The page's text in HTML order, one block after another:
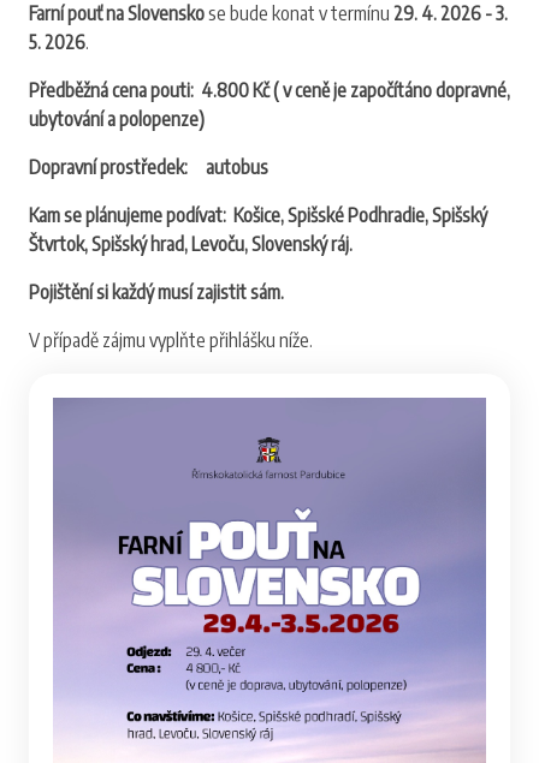
Farní pouť na Slovenskose bude konat v termínu 29. 4. 2026 - 3.
5. 2026.
Předběžná cena pouti: 4.800 Kč ( v ceně je započítáno dopravné,
ubytování a polopenze)
Dopravní prostředek: autobus
Kam se plánujeme podívat: Košice, Spišské Podhradie, Spišský
Štvrtok, Spišský hrad, Levoču, Slovenský ráj.
Pojištění si každý musí zajistit sám.
V případě zájmu vyplňte přihlášku níže.